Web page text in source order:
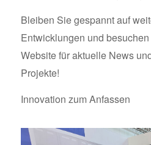
Bleiben Sie gespannt auf
Entwicklungen und
Website für aktuelle News
Projekte!
Innovation zum Anfassen